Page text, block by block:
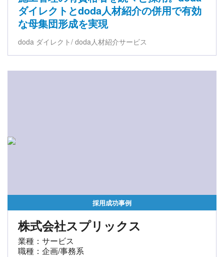
ダイレクトとdoda人材紹介の併用で有効
な母集団形成を実現
doda ダイレクト doda人材紹介サービス
採用成功事例
株式会社スプリックス
業種：サービス
職種：企画/事務系